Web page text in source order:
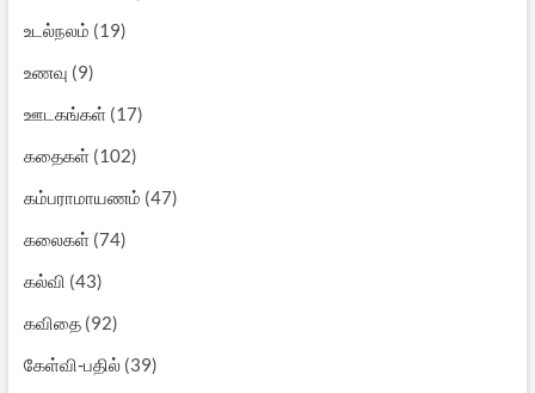
உடல்நலம் (19)
உணவு (9)
ஊடகங்கள்(17)
கதைகள்(102)
கம்பராமாயணம் (47)
கலைகள்(74)
கல்வி (43)
கவிதை(92)
கேள்வி-பதில்(39)